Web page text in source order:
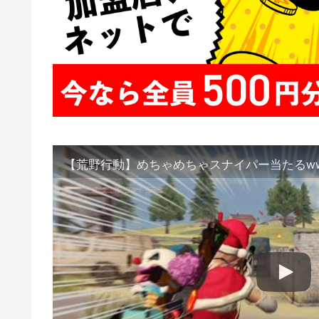
【荒野行動】めちゃめちゃスナイパー当たる